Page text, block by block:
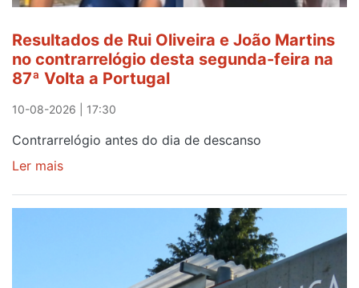
Resultados de Rui Oliveira e João Martins
no contrarrelógio desta segunda-feira na
87ª Volta a Portugal
10-08-2026 | 17:30
Contrarrelógio antes do dia de descanso
Ler mais
de